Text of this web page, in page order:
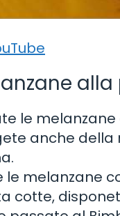
le
anche
le melanzane
cotte,